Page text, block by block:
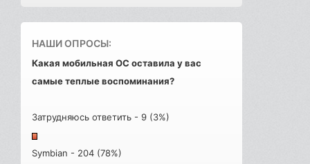
НАШИ ОПРОСЫ:
Какая мобильная ОС оставила у вас
самые теплые воспоминания?
Затрудняюсь ответить - 9 (3%)
Symbian - 204 (78%)